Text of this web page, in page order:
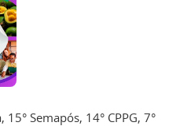
Semapós, 14° CPPG, 7°